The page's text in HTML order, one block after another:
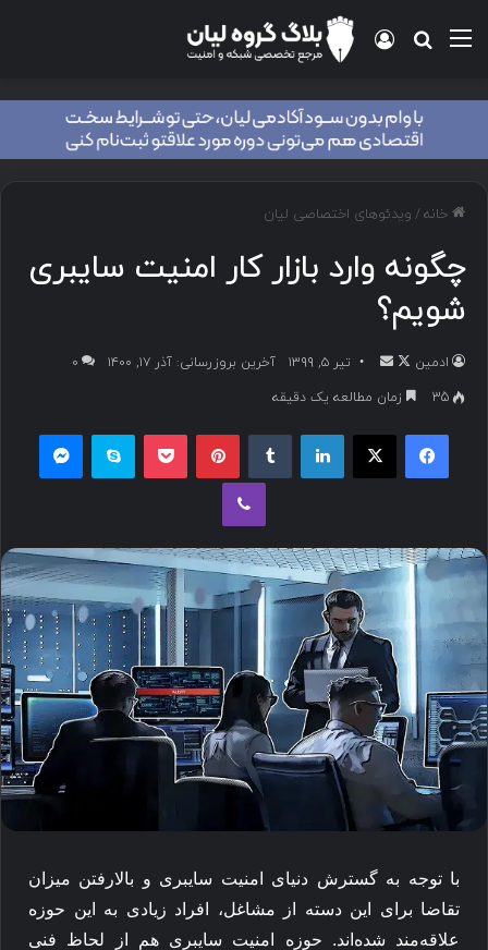
خانه/ ویدئوهای اختصاصی لیان
چگونه وارد بازار کار امنیت سایبری
شویم؟
ادمین تیر ۵, ۱۳۹۹ آخرین بروزرسانی: آذر ۱۷, ۱۴۰۰
۰
35
زمان مطالعه یک دقیقه
با توجه به گسترش دنیای امنیت سایبری و بالارفتن میزان
تقاضا برای این دسته از مشاغل، افراد زیادی به این حوزه
علاقه‌مند شده‌اند. حوزه امنیت سایبری هم از لحاظ فنی